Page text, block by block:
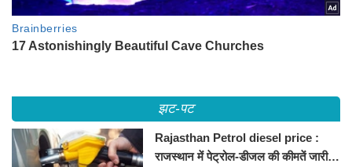
झट-पट
Rajasthan Petrol diesel price :
राजस्थान में पेट्रोल-डीजल की कीमतें जारी,